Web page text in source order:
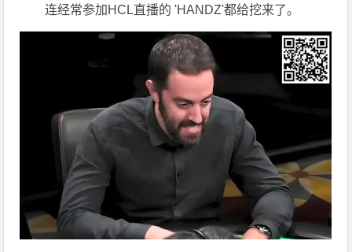
连经常参加HCL直播的 'HANDZ'都给挖来了。